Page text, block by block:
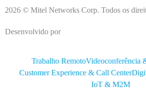
2026 © Mitel Networks Corp. Todos os
Desenvolvido por
Trabalho RemotoVideoconferência
Customer Experience & Call Center
IoT & M2M